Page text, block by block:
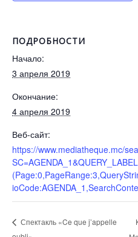
ПОДРОБНОСТИ
Начало:
3 апреля 2019
Окончание:
4 апреля 2019
Веб-сайт:
https://www.mediatheque.mc/
Спектакль «Ce que j’appelle